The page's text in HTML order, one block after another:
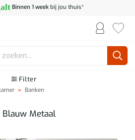
Binnen 1 weekbij jou thuis*
Filter
» Banken
Blauw Metaal